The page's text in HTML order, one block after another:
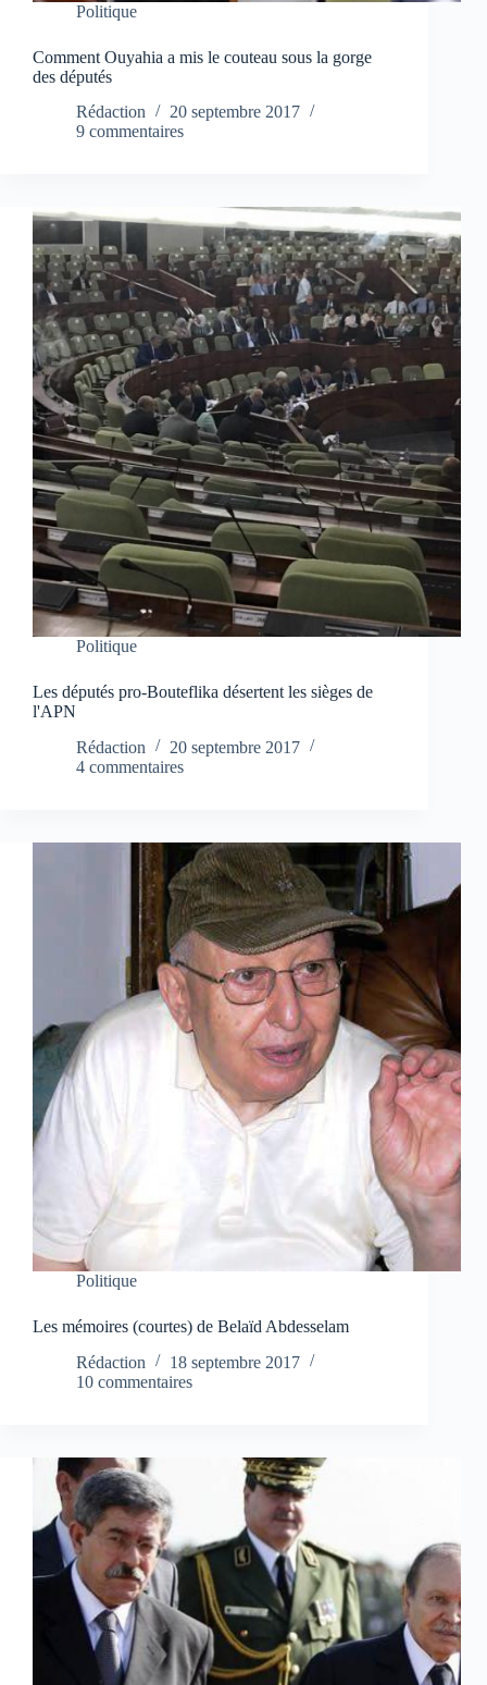
Politique
Comment Ouyahia a mis le couteau sous la gorge
des députés
Rédaction
20 septembre 2017
9 commentaires
Politique
Les députés pro-Bouteflika désertent les sièges de
l'APN
Rédaction
20 septembre 2017
4 commentaires
Politique
Les mémoires (courtes) de Belaïd Abdesselam
Rédaction
18 septembre 2017
10 commentaires